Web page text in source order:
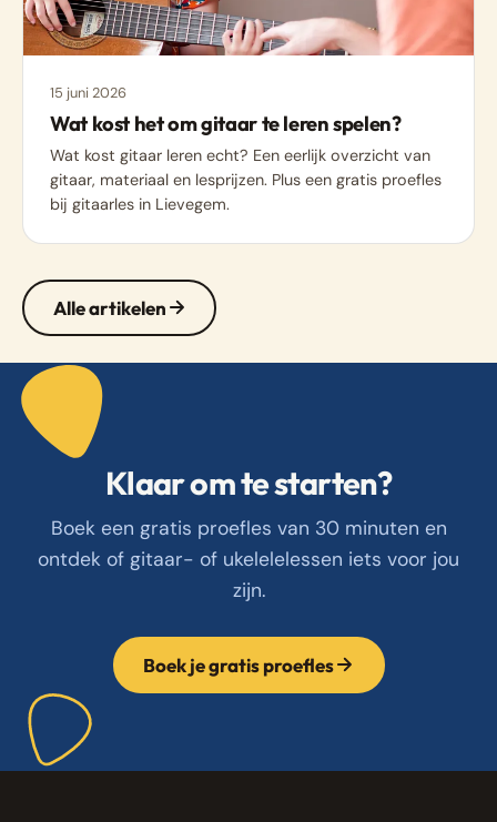
15 juni 2026
Wat kost het om gitaar te leren spelen?
Wat kost gitaar leren echt? Een eerlijk overzicht van
gitaar, materiaal en lesprijzen. Plus een gratis proefles
bij gitaarles in Lievegem.
Alle artikelen
Klaar om te starten?
Boek een gratis proefles van 30 minuten en
ontdek of gitaar- of ukelelelessen iets voor jou
zijn.
Boek je gratis proefles